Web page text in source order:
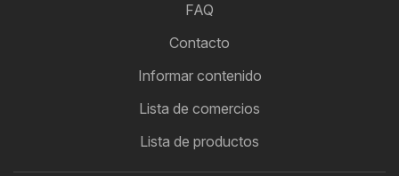
FAQ
Contacto
Informar contenido
Lista de comercios
Lista de productos